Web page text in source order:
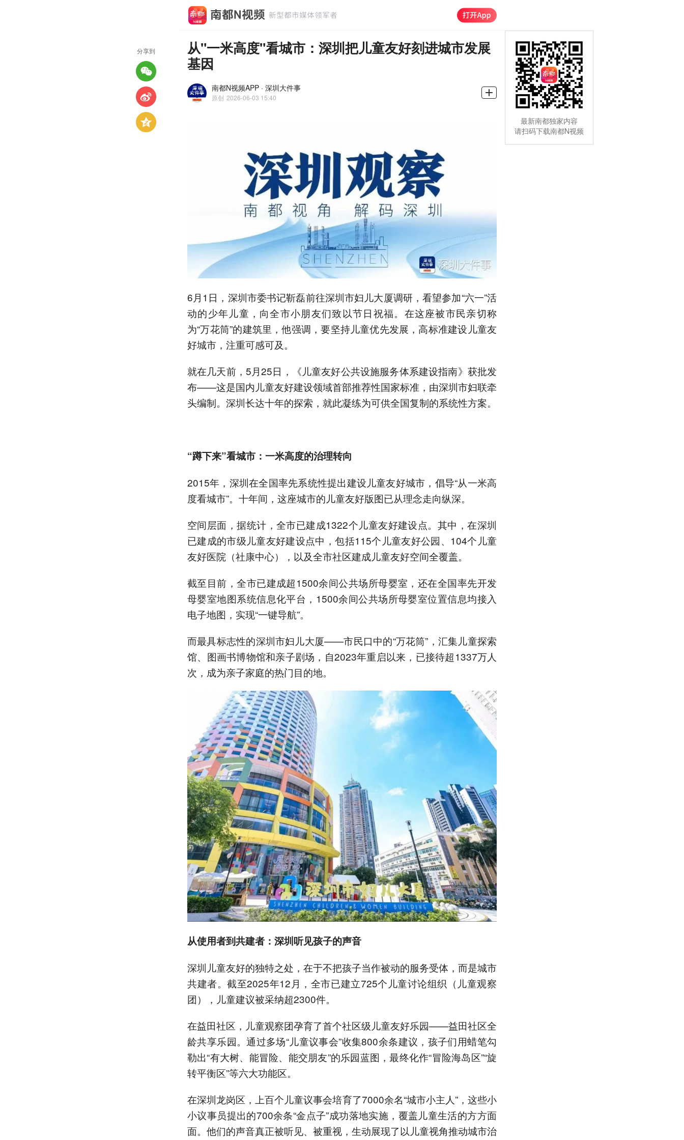
从"一米高度"看城市：深圳把儿童友好刻进城市发展
基因
南都N视频APP · 深圳大件事
原创 2026-06-03 15:40
6月1日，深圳市委书记靳磊前往深圳市妇儿大厦调研，看望参加“六一”活
动的少年儿童，向全市小朋友们致以节日祝福。在这座被市民亲切称
为“万花筒”的建筑里，他强调，要坚持儿童优先发展，高标准建设儿童友
好城市，注重可感可及。
就在几天前，5月25日，《儿童友好公共设施服务体系建设指南》获批发
布——这是国内儿童友好建设领域首部推荐性国家标准，由深圳市妇联牵
头编制。深圳长达十年的探索，就此凝练为可供全国复制的系统性方案。
“蹲下来”看城市：一米高度的治理转向
2015年，深圳在全国率先系统性提出建设儿童友好城市，倡导“从一米高
度看城市”。十年间，这座城市的儿童友好版图已从理念走向纵深。
空间层面，据统计，全市已建成1322个儿童友好建设点。其中，在深圳
已建成的市级儿童友好建设点中，包括115个儿童友好公园、104个儿童
友好医院（社康中心），以及全市社区建成儿童友好空间全覆盖。
截至目前，全市已建成超1500余间公共场所母婴室，还在全国率先开发
母婴室地图系统信息化平台，1500余间公共场所母婴室位置信息均接入
电子地图，实现“一键导航”。
而最具标志性的深圳市妇儿大厦——市民口中的“万花筒”，汇集儿童探索
馆、图画书博物馆和亲子剧场，自2023年重启以来，已接待超1337万人
次，成为亲子家庭的热门目的地。
从使用者到共建者：深圳听见孩子的声音
深圳儿童友好的独特之处，在于不把孩子当作被动的服务受体，而是城市
共建者。截至2025年12月，全市已建立725个儿童讨论组织（儿童观察
团），儿童建议被采纳超2300件。
在益田社区，儿童观察团孕育了首个社区级儿童友好乐园——益田社区全
龄共享乐园。通过多场“儿童议事会”收集800余条建议，孩子们用蜡笔勾
勒出“有大树、能冒险、能交朋友”的乐园蓝图，最终化作“冒险海岛区”“旋
转平衡区”等六大功能区。
在深圳龙岗区，上百个儿童议事会培育了7000余名“城市小主人”，这些小
小议事员提出的700余条“金点子”成功落地实施，覆盖儿童生活的方方面
面。他们的声音真正被听见、被重视，生动展现了以儿童视角推动城市治
分享到
最新南都独家内容
请扫码下载南都N视频